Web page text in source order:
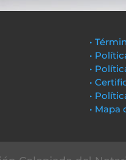
•
•
•
•
•
• Mapa